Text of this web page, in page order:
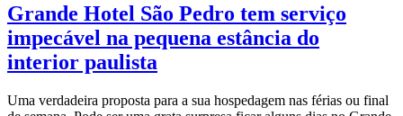
Grande Hotel São Pedro tem serviço
impecável na pequena estância do
interior paulista
Uma verdadeira proposta para a sua hospedagem nas férias ou final